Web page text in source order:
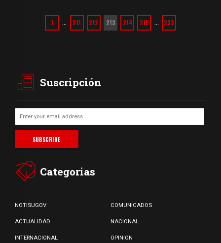
1 … 211 212 213 214 215 … 233
Suscripción
Categorias
NOTISUGOV COMUNICADOS
ACTUALIDAD NACIONAL
INTERNACIONAL OPINION